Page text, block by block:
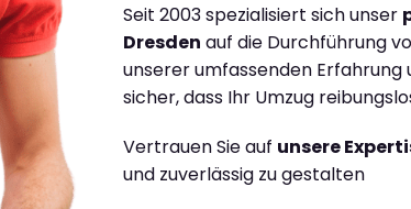
Seit 2003 spezialisiert sich unser
Dresden auf die Durchführung
unserer umfassenden
sicher, dass Ihr Umzug
Vertrauen Sie auf unsere
und zuverlässig zu gestalten